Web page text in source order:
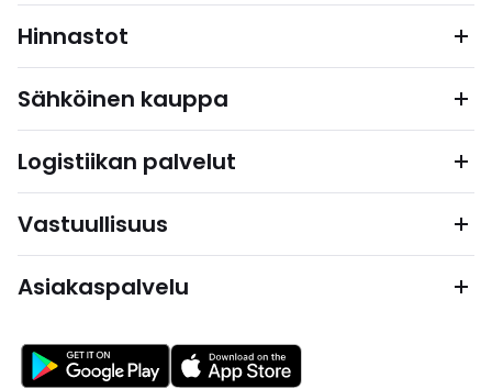
Hinnastot
Sähköinen kauppa
Logistiikan palvelut
Vastuullisuus
Asiakaspalvelu